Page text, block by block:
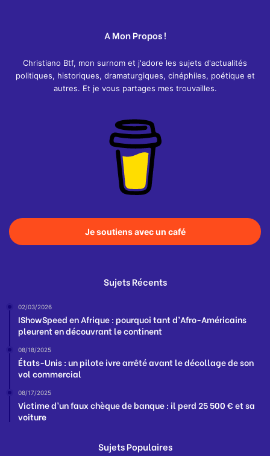
A Mon Propos !
Christiano Btf, mon surnom et j'adore les sujets d'actualités
politiques, historiques, dramaturgiques, cinéphiles, poétique et
autres. Et je vous partages mes trouvailles.
Je soutiens avec un café
Sujets Récents
02/03/2026
IShowSpeed en Afrique : pourquoi tant d’Afro-Américains
pleurent en découvrant le continent
08/18/2025
États-Unis : un pilote ivre arrêté avant le décollage de son
vol commercial
08/17/2025
Victime d’un faux chèque de banque : il perd 25 500 € et sa
voiture
Sujets Populaires